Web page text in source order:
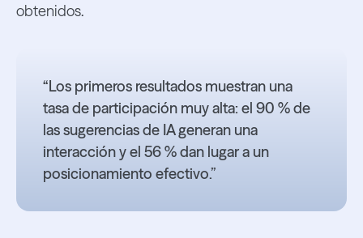
obtenidos.
“Los primeros resultados muestran una
tasa de participación muy alta: el 90 % de
las sugerencias de IA generan una
interacción y el 56 % dan lugar a un
posicionamiento efectivo.”